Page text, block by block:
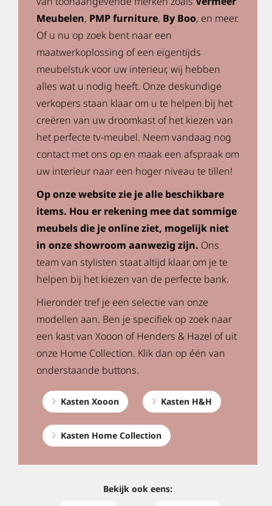
Meubelen, PMP furniture, By Boo, en meer.
Of u nu op zoek bent naar een
maatwerkoplossing of een eigentijds
meubelstuk voor uw interieur, wij hebben
alles wat u nodig heeft. Onze deskundige
verkopers staan klaar om u te helpen bij het
creëren van uw droomkast of het kiezen van
het perfecte tv-meubel. Neem vandaag nog
contact met ons op en maak een afspraak om
uw interieur naar een hoger niveau te tillen!
Op onze website zie je alle beschikbare
items. Hou er rekening mee dat sommige
meubels die je online ziet, mogelijk niet
in onze showroom aanwezig zijn. Ons
team van stylisten staat altijd klaar om je te
helpen bij het kiezen van de perfecte bank.
Hieronder tref je een selectie van onze
modellen aan. Ben je specifiek op zoek naar
een kast van Xooon of Henders & Hazel of uit
onze Home Collection. Klik dan op één van
onderstaande buttons.
Kasten Xooon Kasten H&H
Kasten Home Collection
Bekijk ook eens: